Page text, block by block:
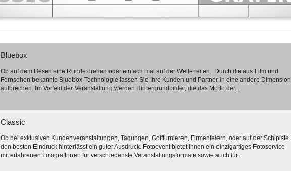
Bluebox
Ob auf dem Besen eine Runde drehen oder einfach mal auf der Welle reiten. Durch die aus Film und
Fernsehen bekannte Bluebox-Technologie lassen Sie Ihre Kunden und Partner in eine andere Dimension
aufbrechen. Im Vorfeld der Veranstaltung werden Hintergrundbilder, die das Motto der...
Classic
Ob bei exklusiven Kundenveranstaltungen, Tagungen, Golfturnieren, Firmenfeiern, oder auf der Schipiste
den besten Eindruck hinterlässt ein guter Ausdruck. Fotoevent bietet Ihnen ein einzigartiges Fotoservice
mit erfahrenen FotografInnen für verschiedenste Veranstaltungsformate sowie auch für...